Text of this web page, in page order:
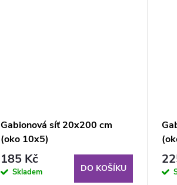
Gabionová síť 20x200 cm
(oko 10x5)
185 Kč
Skladem DO KOŠÍKU